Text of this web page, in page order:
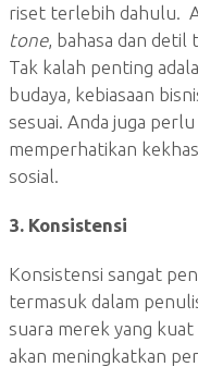
riset terlebih dahulu.
tone, bahasa dan detil
Tak kalah penting
budaya, kebiasaan
sesuai. Anda juga
memperhatikan
sosial.
3. Konsistensi
Konsistensi sangat
termasuk dalam
suara merek yang
akan meningkatkan